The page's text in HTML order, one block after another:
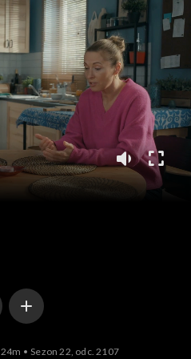
Barwy szczęścia
24m Sezon 22, odc. 2107